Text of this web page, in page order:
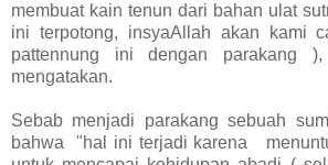
membuat kain tenun dari bahan ulat
ini terpotong, insyaAllah akan kami
pattennung ini dengan parakang
mengatakan.
Sebab menjadi parakang sebuah
bahwa "hal ini terjadi karena